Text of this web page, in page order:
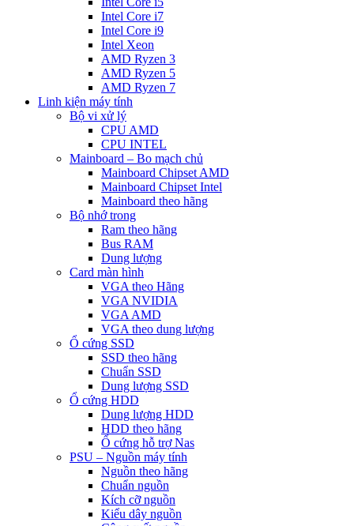
Intel Core i7
Intel Core i9
Intel Xeon
AMD Ryzen 3
AMD Ryzen 5
AMD Ryzen 7
Linh kiện máy tính
Bộ vi xử lý
CPU AMD
CPU INTEL
Mainboard – Bo mạch chủ
Mainboard Chipset AMD
Mainboard Chipset Intel
Mainboard theo hãng
Bộ nhớ trong
Ram theo hãng
Bus RAM
Dung lượng
Card màn hình
VGA theo Hãng
VGA NVIDIA
VGA AMD
VGA theo dung lượng
Ổ cứng SSD
SSD theo hãng
Chuẩn SSD
Dung lượng SSD
Ổ cứng HDD
Dung lượng HDD
HDD theo hãng
Ổ cứng hỗ trợ Nas
PSU – Nguồn máy tính
Nguồn theo hãng
Chuẩn nguồn
Kích cỡ nguồn
Kiểu dây nguồn